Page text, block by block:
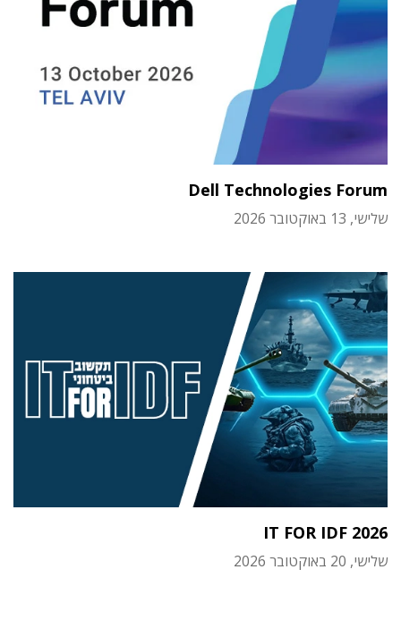
Dell Technologies Forum
שלישי, 13 באוקטובר 2026
IT FOR IDF 2026
שלישי, 20 באוקטובר 2026